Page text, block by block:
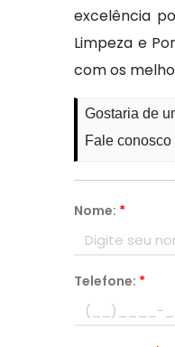
excelência
Limpeza e
com os
Gostaria de
Fale
Nome: *
Telefone: *